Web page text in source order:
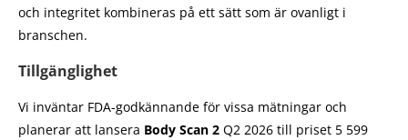
och integritet kombineras på ett sätt som är ovanligt i
branschen.
Tillgänglighet
Vi inväntar FDA-godkännande för vissa mätningar och
planerar att lansera Body Scan 2 Q2 2026 till priset 5 599